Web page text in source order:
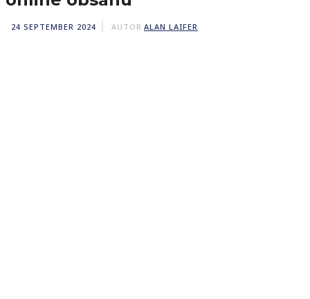
24 SEPTEMBER 2024 AUTOR ALAN LAIFER